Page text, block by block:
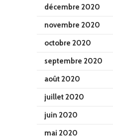
décembre 2020
novembre 2020
octobre 2020
septembre 2020
août 2020
juillet 2020
juin 2020
mai 2020